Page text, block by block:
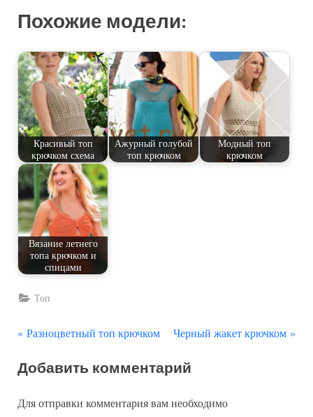
Похожие модели:
Красивый топ
крючком схема
Ажурный голубой
топ крючком
Модный топ
крючком
Вязание летнего
топа крючком и
спицами
Топ
Навигация
по
записям
П
е
ы
Разноцветный топ крючком
С
е
у
Черный жакет крючком
Добавить комментарий
Для отправки комментария вам необходимо